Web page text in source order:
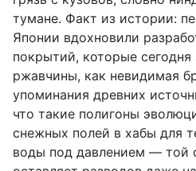
тумане. Факт из истории:
Японии вдохновили
покрытий, которые
ржавчины, как невидимая
упоминания древних
что такие полигоны
снежных полей в хабы для
воды под давлением — той